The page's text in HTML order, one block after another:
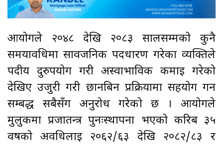
आयोगले २०४८ देखि २०८३ सालसम्मको कुनै
समयावधिमा सार्वजनिक पदधारण गरेका व्यक्तिले
पदीय दुरुपयोग गरी अस्वाभाविक कमाई गरेको
देखिए उजुरी गरी छानबिन प्रक्रियामा सहयोग गर्न
सम्बद्ध सबैसँग अनुरोध गरेको छ । आयोगले
मुलुकमा प्रजातन्त्र पुनःस्थापना भएको करिब ३५
वर्षको अवधिलाई २०६२/६३ देखि २०८२/८३ र